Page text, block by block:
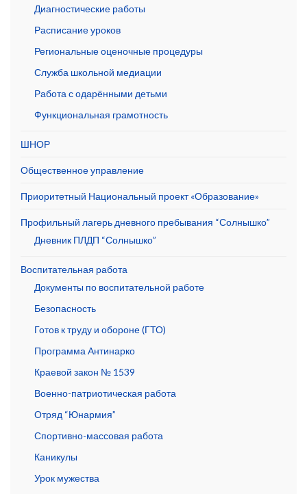
Диагностические работы
Расписание уроков
Региональные оценочные процедуры
Служба школьной медиации
Работа с одарёнными детьми
Функциональная грамотность
ШНОР
Общественное управление
Приоритетный Национальный проект «Образование»
Профильный лагерь дневного пребывания “Солнышко”
Дневник ПЛДП “Солнышко”
Воспитательная работа
Документы по воспитательной работе
Безопасность
Готов к труду и обороне (ГТО)
Программа Антинарко
Краевой закон № 1539
Военно-патриотическая работа
Отряд “Юнармия”
Спортивно-массовая работа
Каникулы
Урок мужества